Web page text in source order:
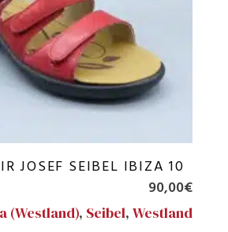
JOSEF SEIBEL IBIZA 10
90,00€
(Westland), Seibel,Westland